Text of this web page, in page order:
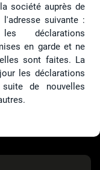
société auprès de
suivante :
les déclarations
en garde et ne
sont faites. La
les déclarations
de nouvelles